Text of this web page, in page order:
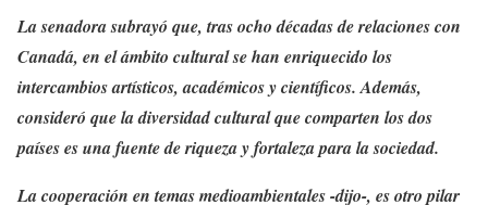
La senadora subrayó que, tras ocho décadas de relaciones con
Canadá, en el ámbito cultural se han enriquecido los
intercambios artísticos, académicos y científicos. Además,
consideró que la diversidad cultural que comparten los dos
países es una fuente de riqueza y fortaleza para la sociedad.
La cooperación en temas medioambientales -dijo-, es otro pilar